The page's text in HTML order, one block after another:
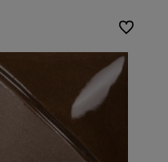
Do
Do